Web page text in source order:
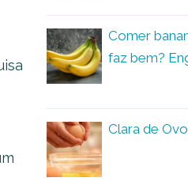
Comer
faz bem?
Clara de